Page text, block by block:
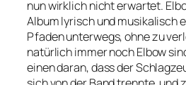
nun wirklich nicht erwartet.
Album lyrisch und musikalisch
Pfaden unterwegs, ohne zu
natürlich immer noch Elbow
einen daran, dass der